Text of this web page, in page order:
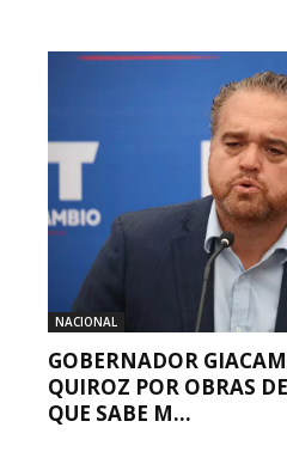
NACIONAL
GOBERNADOR
QUIROZ POR OBRAS
QUE SABE M...